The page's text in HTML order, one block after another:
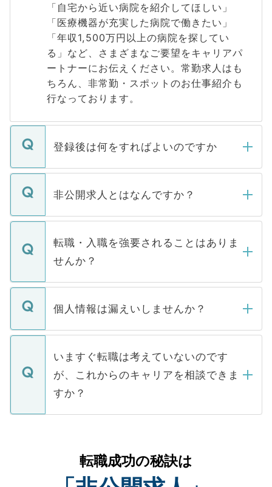
「自宅から近い病院を紹介してほしい」
「医療機器が充実した病院で働きたい」
「年収1,500万円以上の病院を探してい
る」など、さまざまなご要望をキャリアパ
ートナーにお伝えください。常勤求人はも
ちろん、非常勤・スポットのお仕事紹介も
行なっております。
登録後は何をすればよいのですか
ご登録いただきましたら、弊社担当者がご
登録内容を確認し、その後メールもしくは
ます。通常、5営業日以内にはご連絡をせて
いただきますので、しばらくお待ちくださ
非公開求人とはなんですか？
マイナビDOCTORで取り扱っている求人の
うち約3割は、Webサイトからご覧いただ
けない「非公開求人」です。非公開求人は
下記の理由によって、一般には公開してい
ません。
■応募殺到を避けるため 人気のある医療機
関を公にしてしまうと、応募が殺到する場
に、医療機関が求める条件に合った人材の
みを人材紹介会社に依頼するケースが増え
ています。
転職・入職を強要されることはありま
せんか？
転職・入職を強要することは一切ありませ
ん。また、仮に応募先から内定をいただい
定を承諾する必要はありません。内定先へ
の辞退の連絡はキャリアパートナーが行い
個人情報は漏えいしませんか？
個人情報が漏えいすることはありませんの
で、ご安心ください。当サイトからの登録
などで収集したご登録者様の個人情報は、
ご本人のキャリアアップおよび転職活動の
支援を目的に使用いたします。お預かりし
ているすべての個人データはご本人の許可
は、個人情報の取り扱いについての厳密な
管理基準を満たした事業者のみに付与され
いますぐ転職は考えていないのです
が、これからのキャリアを相談できま
すか？
かがいして、現在の医療機関の状況や紹介
経験をまじえながら、適切なアドバイスを
させていただきます。すぐにご転職をされ
転職成功の秘訣は